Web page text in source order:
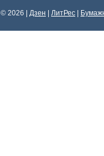
© 2026 | Дзен ЛитРес